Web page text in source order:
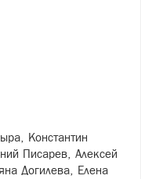
Константин
Писарев, Алексей
Догилева, Елена